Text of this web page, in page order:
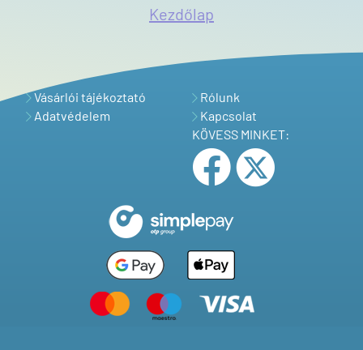
Kezdőlap
Vásárlói tájékoztató
Adatvédelem
Rólunk
Kapcsolat
KÖVESS MINKET: